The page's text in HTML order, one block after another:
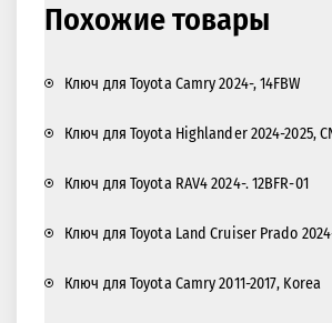
Похожие товары
Ключ для Toyota Camry 2024-, 14FBW
Ключ для Toyota Highlander 2024-2025,
Ключ для Toyota RAV4 2024-. 12BFR-01
Ключ для Toyota Land Cruiser Prado 2024-
Ключ для Toyota Camry 2011-2017, Korea